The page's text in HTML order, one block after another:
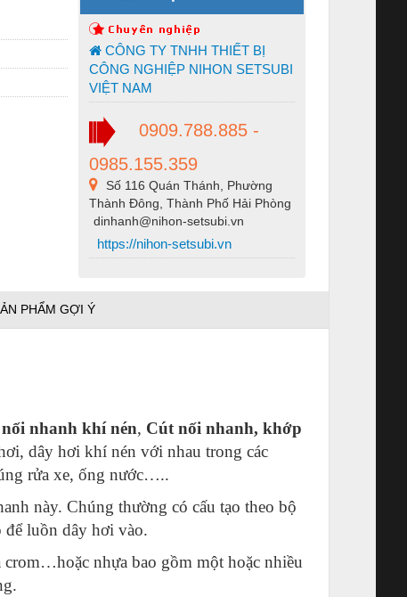
CÔNG TY TNHH THIẾT BỊ
CÔNG NGHIỆP NIHON SETSUBI
VIỆT NAM
0909.788.885 -
0985.155.359
Số 116 Quán Thánh, Phường
Thành Đông, Thành Phố Hải Phòng
dinhanh@nihon-setsubi.vn
https://nihon-setsubi.vn
PHẨM GỢI Ý
nhanh khí nén, Cút nối nhanh, khớp
dây hơi khí nén với nhau trong các
rửa xe, ống nước…..
này. Chúng thường có cấu tạo theo bộ
luồn dây hơi vào.
nhựa bao gồm một hoặc nhiều